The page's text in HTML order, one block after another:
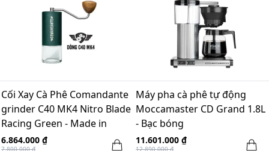
Cối Xay Cà Phê Comandante
grinder C40 MK4 Nitro Blade
Racing Green - Made in
Germany
6.864.000 ₫
7.800.000 ₫
Máy pha cà phê tự động
Moccamaster CD Grand 1.8L
- Bạc bóng
11.601.000 ₫
12.890.000 ₫